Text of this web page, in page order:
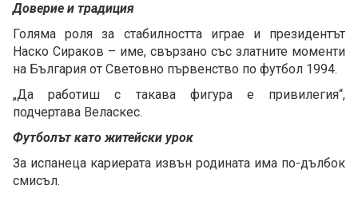
Доверие и традиция
Голяма роля за стабилността играе и президентът
Наско Сираков – име, свързано със златните моменти
на България от Световно първенство по футбол 1994.
„Да работиш с такава фигура е привилегия“,
подчертава Веласкес.
Футболът като житейски урок
За испанеца кариерата извън родината има по-дълбок
смисъл.